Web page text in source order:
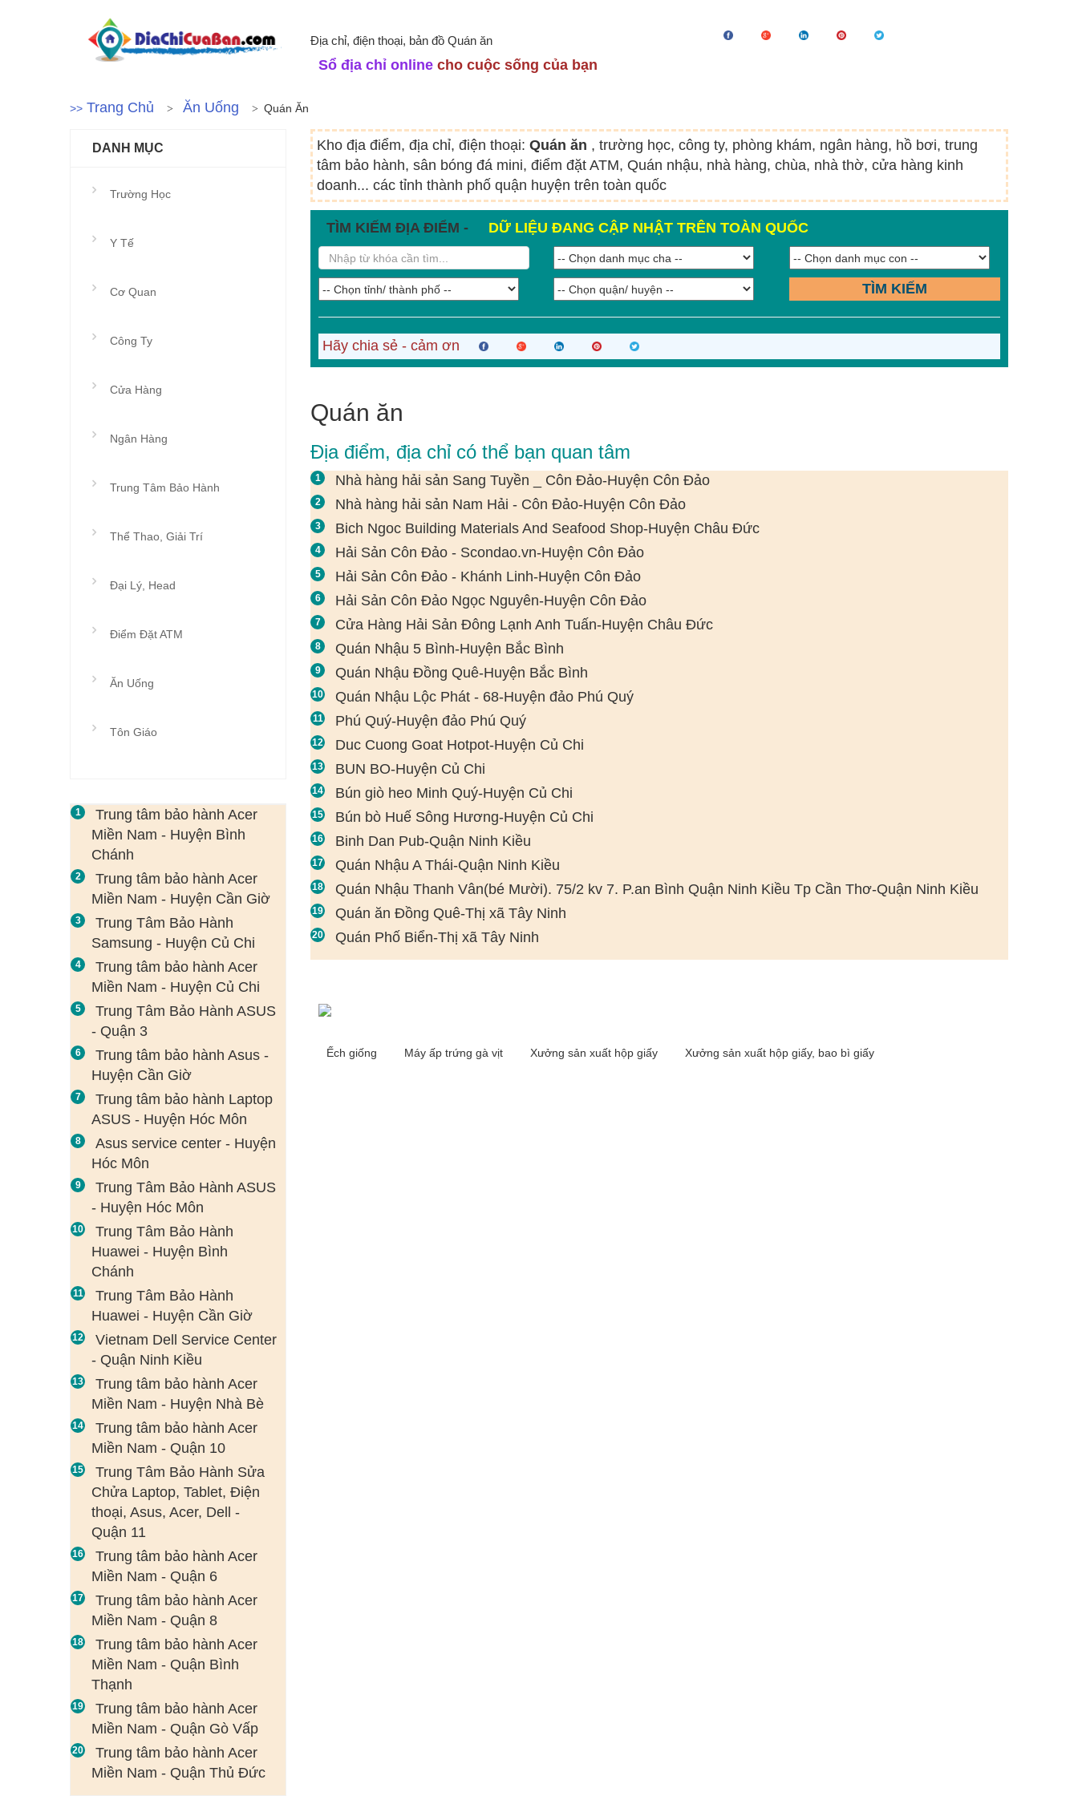
Địa chỉ, điện thoại, bản đồ Quán ăn
Sổ địa chỉ online cho cuộc sống của bạn
>> Trang Chủ Ăn Uống Quán Ăn
Kho địa điểm, địa chỉ, điện thoại: Quán ăn , trường học, công ty, phòng khám, ngân hàng, hồ bơi, trung
tâm bảo hành, sân bóng đá mini, điểm đặt ATM, Quán nhậu, nhà hàng, chùa, nhà thờ, cửa hàng kinh
doanh... các tỉnh thành phố quận huyện trên toàn quốc
TÌM KIẾM ĐỊA ĐIỂM - DỮ LIỆU ĐANG CẬP NHẬT TRÊN TOÀN QUỐC
TÌM KIẾM
Hãy chia sẻ - cảm ơn
Quán ăn
Địa điểm, địa chỉ có thể bạn quan tâm
Nhà hàng hải sản Sang Tuyền _ Côn Đảo-Huyện Côn Đảo
Nhà hàng hải sản Nam Hải - Côn Đảo-Huyện Côn Đảo
Bich Ngoc Building Materials And Seafood Shop-Huyện Châu Đức
Hải Sản Côn Đảo - Scondao.vn-Huyện Côn Đảo
Hải Sản Côn Đảo - Khánh Linh-Huyện Côn Đảo
Hải Sản Côn Đảo Ngọc Nguyên-Huyện Côn Đảo
Cửa Hàng Hải Sản Đông Lạnh Anh Tuấn-Huyện Châu Đức
Quán Nhậu 5 Bình-Huyện Bắc Bình
Quán Nhậu Đồng Quê-Huyện Bắc Bình
Quán Nhậu Lộc Phát - 68-Huyện đảo Phú Quý
Phú Quý-Huyện đảo Phú Quý
Duc Cuong Goat Hotpot-Huyện Củ Chi
BUN BO-Huyện Củ Chi
Bún giò heo Minh Quý-Huyện Củ Chi
Bún bò Huế Sông Hương-Huyện Củ Chi
Binh Dan Pub-Quận Ninh Kiều
Quán Nhậu A Thái-Quận Ninh Kiều
Quán Nhậu Thanh Vân(bé Mười). 75/2 kv 7. P.an Bình Quận Ninh Kiều Tp Cần Thơ-Quận Ninh Kiều
Quán ăn Đồng Quê-Thị xã Tây Ninh
Quán Phố Biển-Thị xã Tây Ninh
Ếch giống Máy ấp trứng gà vịt Xưởng sản xuất hộp giấy Xưởng sản xuất hộp giấy, bao bì giấy
DANH MỤC
Trường Học
Y Tế
Cơ Quan
Công Ty
Cửa Hàng
Ngân Hàng
Trung Tâm Bảo Hành
Thể Thao, Giải Trí
Đại Lý, Head
Điểm Đặt ATM
Ăn Uống
Tôn Giáo
Trung tâm bảo hành Acer
Miền Nam - Huyện Bình
Chánh
Trung tâm bảo hành Acer
Miền Nam - Huyện Cần Giờ
Trung Tâm Bảo Hành
Samsung - Huyện Củ Chi
Trung tâm bảo hành Acer
Miền Nam - Huyện Củ Chi
Trung Tâm Bảo Hành ASUS
- Quận 3
Trung tâm bảo hành Asus -
Huyện Cần Giờ
Trung tâm bảo hành Laptop
ASUS - Huyện Hóc Môn
Asus service center - Huyện
Hóc Môn
Trung Tâm Bảo Hành ASUS
- Huyện Hóc Môn
Trung Tâm Bảo Hành
Huawei - Huyện Bình
Chánh
Trung Tâm Bảo Hành
Huawei - Huyện Cần Giờ
Vietnam Dell Service Center
- Quận Ninh Kiều
Trung tâm bảo hành Acer
Miền Nam - Huyện Nhà Bè
Trung tâm bảo hành Acer
Miền Nam - Quận 10
Trung Tâm Bảo Hành Sửa
Chửa Laptop, Tablet, Điện
thoại, Asus, Acer, Dell -
Quận 11
Trung tâm bảo hành Acer
Miền Nam - Quận 6
Trung tâm bảo hành Acer
Miền Nam - Quận 8
Trung tâm bảo hành Acer
Miền Nam - Quận Bình
Thạnh
Trung tâm bảo hành Acer
Miền Nam - Quận Gò Vấp
Trung tâm bảo hành Acer
Miền Nam - Quận Thủ Đức